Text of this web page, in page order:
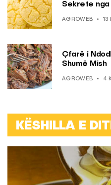
Sekrete nga
AGROWEB 13
Çfarë i
Shumë Mish
AGROWEB 4
KËSHILLA E